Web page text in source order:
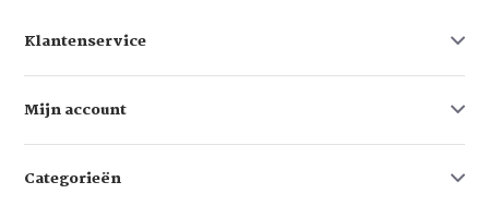
Klantenservice
Mijn account
Categorieën